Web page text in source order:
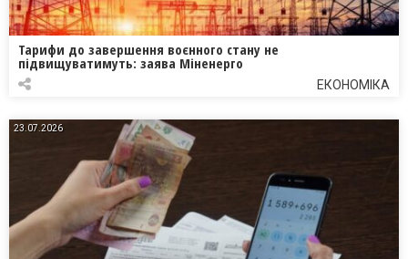
Тарифи до завершення воєнного стану не
підвищуватимуть: заява Міненерго
ЕКОНОМІКА
23.07.2026